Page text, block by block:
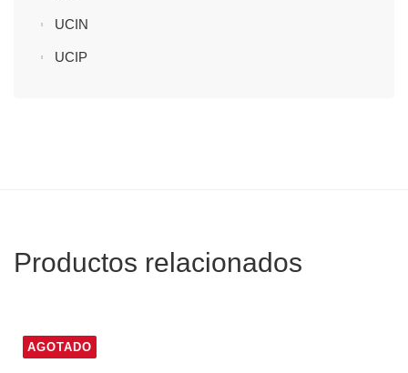
UCIN
UCIP
Productos relacionados
AGOTADO